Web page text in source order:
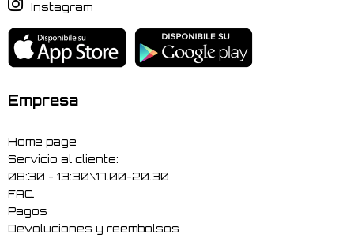
Instagram
Empresa
Home page
Servicio al cliente:
08:30 - 13:30\17.00-20.30
FAQ
Pagos
Devoluciones y reembolsos